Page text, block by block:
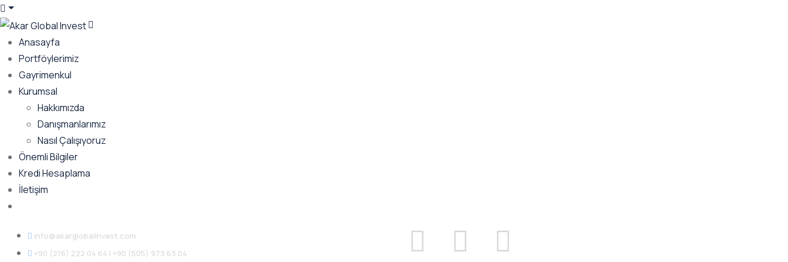
Anasayfa
Portföylerimiz
Gayrimenkul
Kurumsal
Hakkımızda
Danışmanlarımız
Nasıl Çalışıyoruz
Önemli Bilgiler
Kredi Hesaplama
İletişim
info@akarglobalinvest.com
+90 (216) 222 04 64 | +90 (505) 973 63 04